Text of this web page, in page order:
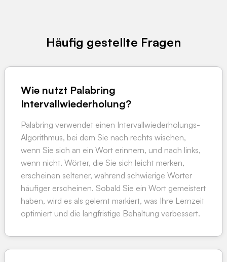
Häufig gestellte Fragen
Wie nutzt Palabring
Intervallwiederholung?
Palabring verwendet einen Intervallwiederholungs-
Algorithmus, bei dem Sie nach rechts wischen,
wenn Sie sich an ein Wort erinnern, und nach links,
wenn nicht. Wörter, die Sie sich leicht merken,
erscheinen seltener, während schwierige Wörter
häufiger erscheinen. Sobald Sie ein Wort gemeistert
haben, wird es als gelernt markiert, was Ihre Lernzeit
optimiert und die langfristige Behaltung verbessert.